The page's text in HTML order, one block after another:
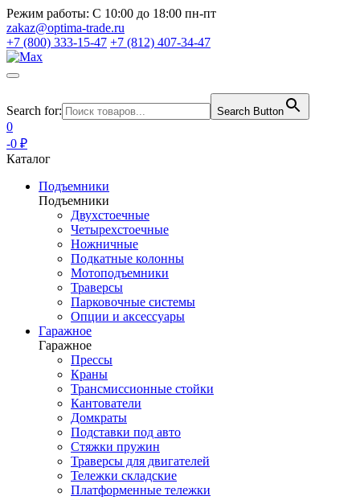
Режим работы: С 10:00 до 18:00 пн-пт
zakaz@optima-trade.ru
+7 (800) 333-15-47 +7 (812) 407-34-47
Search for: Search Button
0
-0 ₽
Каталог
Подъемники
Подъемники
Двухстоечные
Четырехстоечные
Ножничные
Подкатные колонны
Мотоподъемники
Траверсы
Парковочные системы
Опции и аксессуары
Гаражное
Гаражное
Прессы
Краны
Трансмиссионные стойки
Кантователи
Домкраты
Подставки под авто
Стяжки пружин
Траверсы для двигателей
Тележки складские
Платформенные тележки